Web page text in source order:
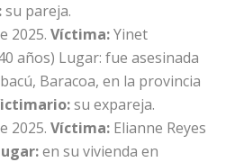
su pareja.
2025.Víctima:Yinet
años) Lugar: fue asesinada
Baracoa, en la provincia
su expareja.
2025.Víctima: Elianne Reyes
en su vivienda en